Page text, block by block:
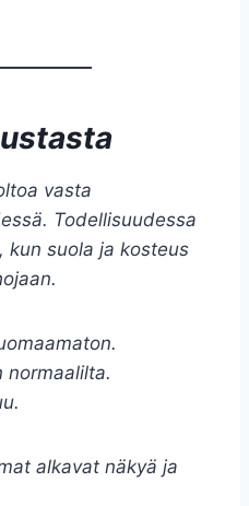
vasta
Todellisuudessa
kun suola ja kosteus
normaalilta.
alkavat näkyä ja